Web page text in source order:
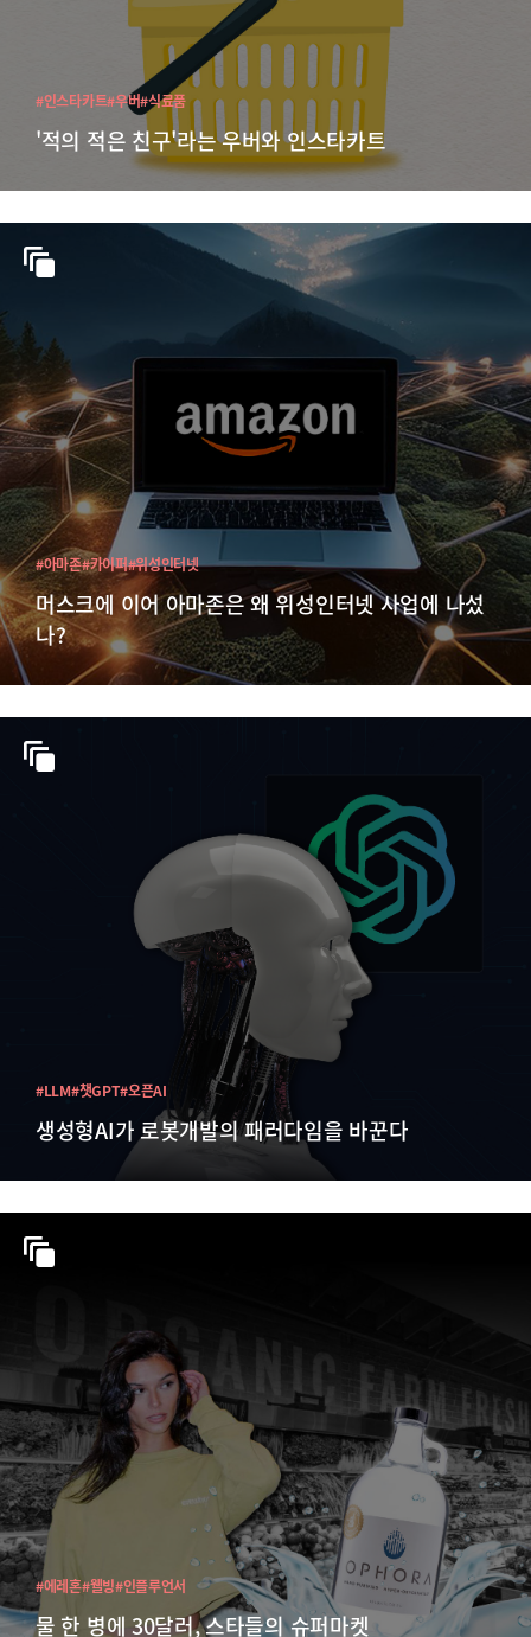
'적의 적은 친구'라는 우버와 인스타카트
#인스타카트#우버#식료품
머스크에 이어 아마존은 왜 위성인터넷 사업에 나섰
나?
#아마존#카이퍼#위성인터넷
생성형AI가 로봇개발의 패러다임을 바꾼다
#LLM#챗GPT#오픈AI
물 한 병에 30달러, 스타들의 슈퍼마켓
#에레혼#웰빙#인플루언서